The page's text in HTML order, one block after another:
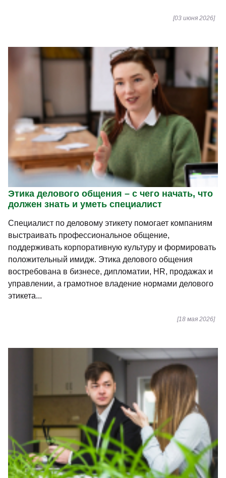
[03 июня 2026]
Этика делового общения – с чего начать, что
должен знать и уметь специалист
Специалист по деловому этикету помогает компаниям
выстраивать профессиональное общение,
поддерживать корпоративную культуру и формировать
положительный имидж. Этика делового общения
востребована в бизнесе, дипломатии, HR, продажах и
управлении, а грамотное владение нормами делового
этикета...
[18 мая 2026]